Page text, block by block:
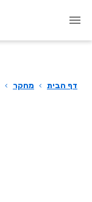
דף הבית › מחקר ›